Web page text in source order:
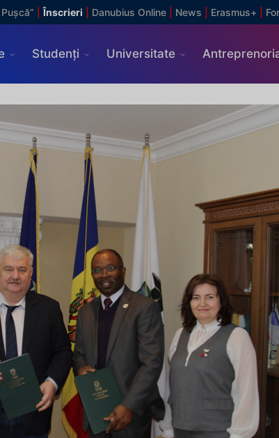
Înscrieri Danubius Online News Erasmus+
Studenți Universitate